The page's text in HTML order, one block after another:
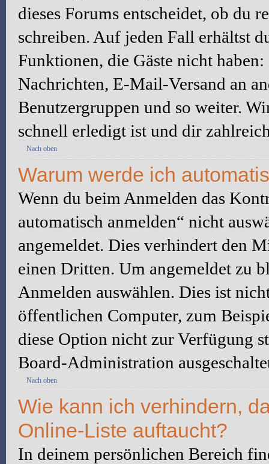
dieses Forums entscheidet, ob du
schreiben. Auf jeden Fall erhältst
Funktionen, die Gäste nicht
Nachrichten, E-Mail-Versand an
Benutzergruppen und so weiter.
schnell erledigt ist und dir
Nach oben
Warum werde ich
Wenn du beim Anmelden das
automatisch anmelden“ nicht
angemeldet. Dies verhindert den
einen Dritten. Um angemeldet zu
Anmelden auswählen. Dies ist
öffentlichen Computer, zum
diese Option nicht zur Verfügung
Board-Administration
Nach oben
Wie kann ich verhindern,
Online-Liste auftaucht?
In deinem persönlichen Bereich